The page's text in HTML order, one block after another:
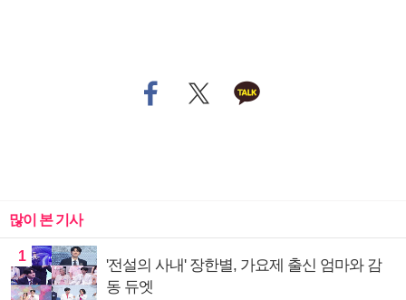
많이 본 기사
1
'전설의 사내' 장한별, 가요제 출신 엄마와 감
동 듀엣